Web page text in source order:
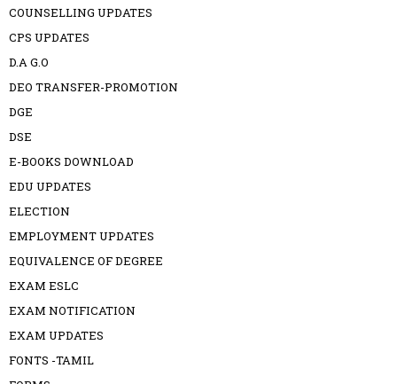
COUNSELLING UPDATES
CPS UPDATES
D.A G.O
DEO TRANSFER-PROMOTION
DGE
DSE
E-BOOKS DOWNLOAD
EDU UPDATES
ELECTION
EMPLOYMENT UPDATES
EQUIVALENCE OF DEGREE
EXAM ESLC
EXAM NOTIFICATION
EXAM UPDATES
FONTS -TAMIL